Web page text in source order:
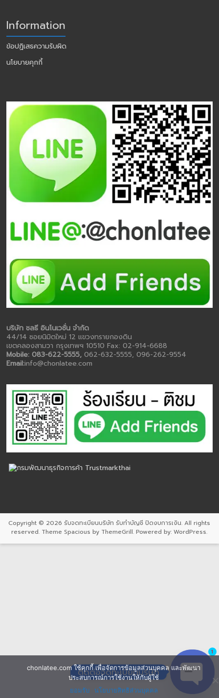
Information
ข้อปฏิเสธความรับผิด
นโยบายคุกกี้
บริษัท ชลธี อินโนเวชั่น จำกัด
44/14 ซอยนิมิตใหม่ 12 แขวงทรายกองดิน
เขตคลองสามวา กรุงเทพฯ 10510 Fax: 02-914-6688
Mobile: 083-622-5555,062-632-5555, 096-262-9554
Email:info@chonlatee.com
Copyright © 2026 รับจดทะเบียนบริษัท รับทำบัญชี ปิดงบการเงิน. All rights
reserved. ThemeSpacious by ThemeGrill. Powered by:WordPress.
chonlatee.com ใช้คุกกี้ เพื่อจัดการข้อมูลส่วนบุคคล และพัฒนา
ประสบการณ์การใช้งานให้กับผู้ใช้
ยอมรับ
นโยบายสิทธิส่วนบุคคล
ติดต่อจดทะเบียนบริษัท
1